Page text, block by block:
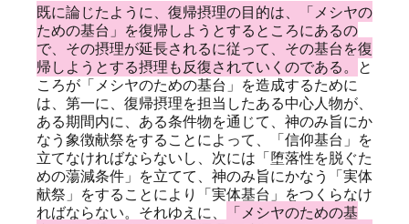
既に論じたように、復帰摂理の目的は、「メシヤの
ための基台」を復帰しようとするところにあるの
で、その摂理が延長されるに従って、その基台を復
帰しようとする摂理も反復されていくのである。 と
ころが「メシヤのための基台」を造成するために
は、第一に、復帰摂理を担当したある中心人物が、
ある期間内に、ある条件物を通じて、神のみ旨にか
なう象徴献祭をすることによって、「信仰基台」を
立てなければならないし、次には「堕落性を脱ぐた
めの蕩減条件」を立てて、神のみ旨にかなう「実体
献祭」をすることにより「実体基台」をつくらなけ
ればならない。それゆえに、
「メシヤのための基